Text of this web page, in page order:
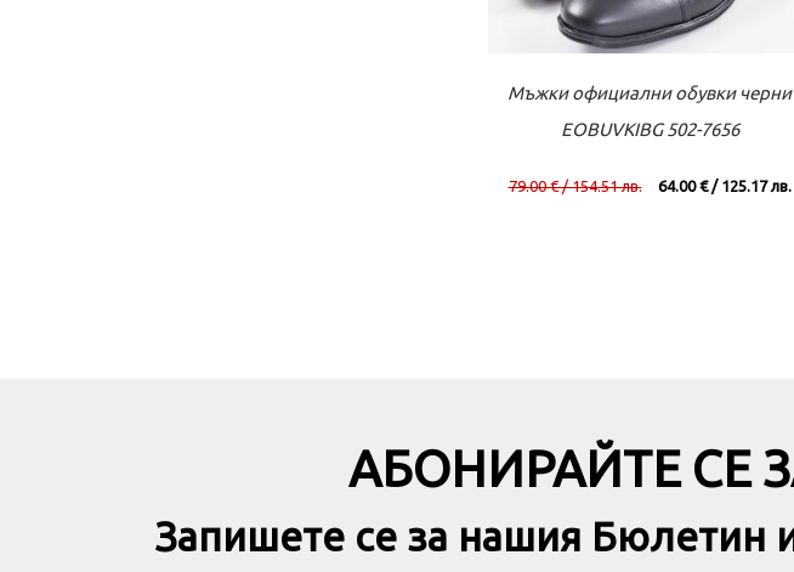
Към касата Виж повече
Мъжки официални обувки черни
EOBUVKIBG 502-7656
79.00 € / 154.51 лв. 64.00 € / 125.17 лв.
АБОНИРАЙТЕ СЕ
Запишете се за нашия Бюлетин